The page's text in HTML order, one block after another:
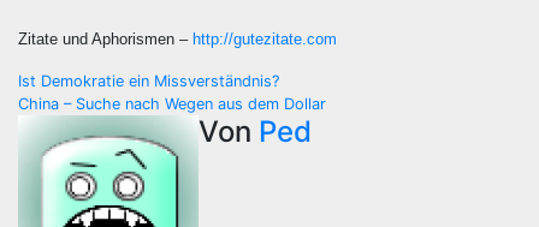
Zitate und Aphorismen – http://gutezitate.com
Beitragsnavigation
Ist Demokratie ein Missverständnis?
China – Suche nach Wegen aus dem Dollar
Von Ped